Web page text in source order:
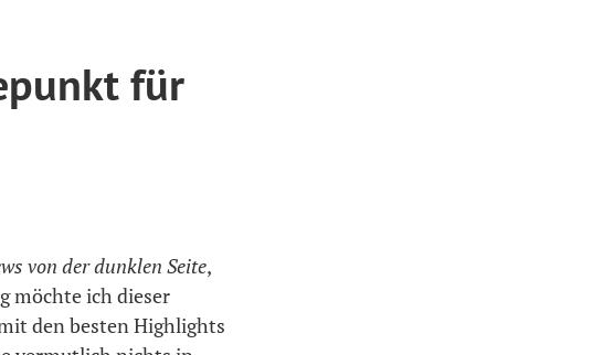
für
von der dunklen Seite,
möchte ich dieser
den besten Highlights